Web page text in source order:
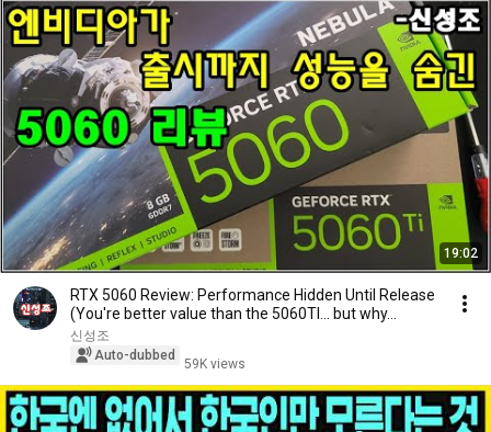
19:02
RTX 5060 Review: Performance Hidden Until Release
(You're better value than the 5060TI... but why...
신성조
Auto-dubbed
59K views